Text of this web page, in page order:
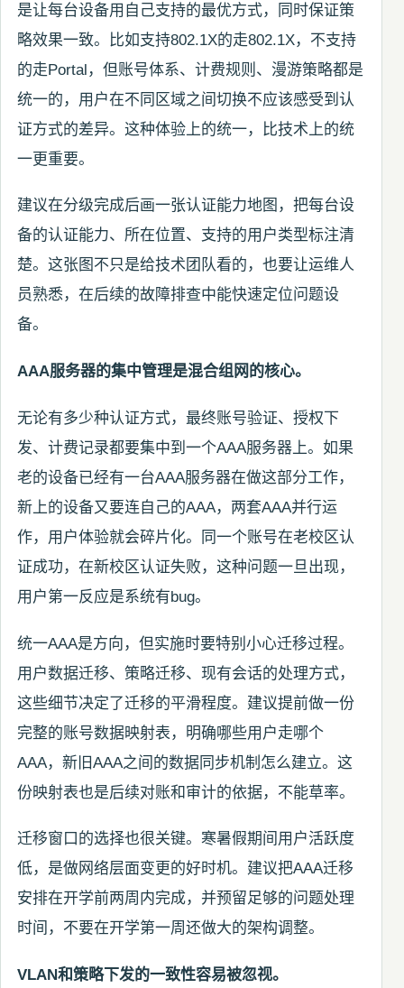
是让每台设备用自己支持的最优方式，同时保证策
略效果一致。比如支持802.1X的走802.1X，不支持
的走Portal，但账号体系、计费规则、漫游策略都是
统一的，用户在不同区域之间切换不应该感受到认
证方式的差异。这种体验上的统一，比技术上的统
一更重要。
建议在分级完成后画一张认证能力地图，把每台设
备的认证能力、所在位置、支持的用户类型标注清
楚。这张图不只是给技术团队看的，也要让运维人
员熟悉，在后续的故障排查中能快速定位问题设
备。
AAA服务器的集中管理是混合组网的核心。
无论有多少种认证方式，最终账号验证、授权下
发、计费记录都要集中到一个AAA服务器上。如果
老的设备已经有一台AAA服务器在做这部分工作，
新上的设备又要连自己的AAA，两套AAA并行运
作，用户体验就会碎片化。同一个账号在老校区认
证成功，在新校区认证失败，这种问题一旦出现，
用户第一反应是系统有bug。
统一AAA是方向，但实施时要特别小心迁移过程。
用户数据迁移、策略迁移、现有会话的处理方式，
这些细节决定了迁移的平滑程度。建议提前做一份
完整的账号数据映射表，明确哪些用户走哪个
AAA，新旧AAA之间的数据同步机制怎么建立。这
份映射表也是后续对账和审计的依据，不能草率。
迁移窗口的选择也很关键。寒暑假期间用户活跃度
低，是做网络层面变更的好时机。建议把AAA迁移
安排在开学前两周内完成，并预留足够的问题处理
时间，不要在开学第一周还做大的架构调整。
VLAN和策略下发的一致性容易被忽视。